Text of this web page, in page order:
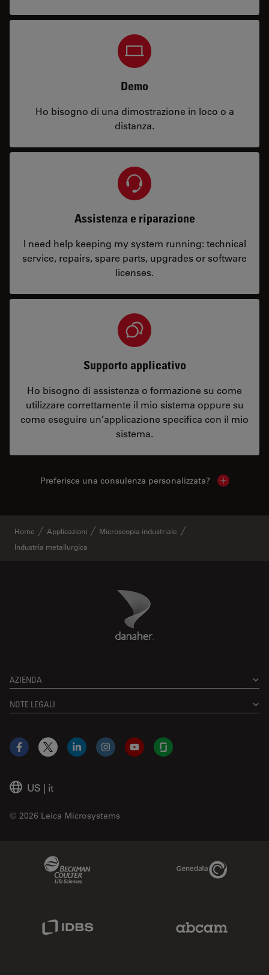
Demo
Ho bisogno di una dimostrazione in loco o a
distanza.
Assistenza e riparazione
I need help keeping my system running: technical
service, repairs, spare parts, upgrades or software
licenses.
Supporto applicativo
Ho bisogno di assistenza o formazione su come
utilizzare correttamente il mio sistema oppure su
come eseguire un’applicazione specifica con il mio
sistema.
Preferisce una consulenza personalizzata? Show local
Home Applicazioni
Microscopia industriale
Industria metallurgica
Danaher Logo
AZIENDA
NOTE LEGALI
US | it
© 2026 Leica Microsystems
Facebook
X LinkedInInstagramYouTubeGlassdoor
Genedata Link